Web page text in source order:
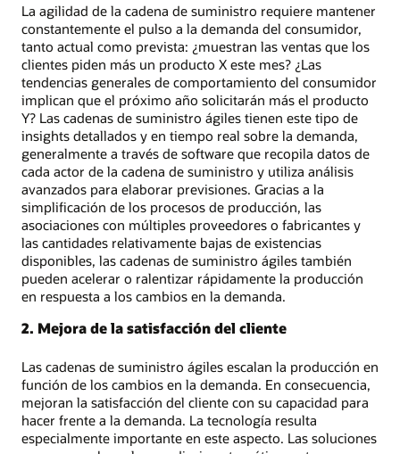
La agilidad de la cadena de suministro requiere mantener
constantemente el pulso a la demanda del consumidor,
tanto actual como prevista: ¿muestran las ventas que los
clientes piden más un producto X este mes? ¿Las
tendencias generales de comportamiento del consumidor
implican que el próximo año solicitarán más el producto
Y? Las cadenas de suministro ágiles tienen este tipo de
insights detallados y en tiempo real sobre la demanda,
generalmente a través de software que recopila datos de
cada actor de la cadena de suministro y utiliza análisis
avanzados para elaborar previsiones. Gracias a la
simplificación de los procesos de producción, las
asociaciones con múltiples proveedores o fabricantes y
las cantidades relativamente bajas de existencias
disponibles, las cadenas de suministro ágiles también
pueden acelerar o ralentizar rápidamente la producción
en respuesta a los cambios en la demanda.
2. Mejora de la satisfacción del cliente
Las cadenas de suministro ágiles escalan la producción en
función de los cambios en la demanda. En consecuencia,
mejoran la satisfacción del cliente con su capacidad para
hacer frente a la demanda. La tecnología resulta
especialmente importante en este aspecto. Las soluciones